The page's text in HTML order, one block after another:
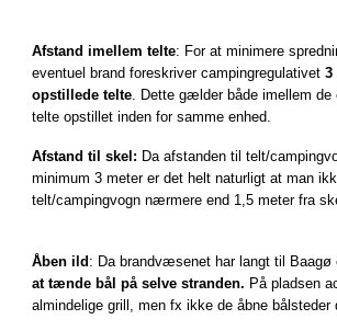
Afstand imellem telte: For at minimere
eventuel brand foreskriver campingregulativet3
opstillede telte. Dette gælder både imellem de
telte opstillet inden for samme enhed.
Afstand til skel: Da afstanden til telt/
minimum 3 meter er det helt naturligt at man
telt/campingvogn nærmere end 1,5 meter fra
Åben ild : Da brandvæsenet har langt til Baagø
at tænde bål på selve stranden. På pladsen
almindelige grill, men fx ikke de åbne bålsteder